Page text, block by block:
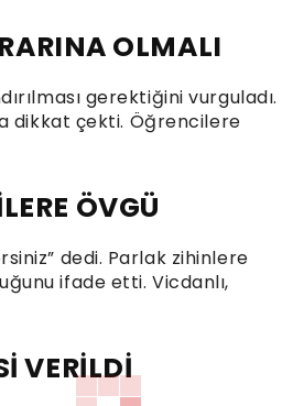
OLMALI
gerektiğini vurguladı.
dikkat çekti. Öğrencilere
ÖVGÜ
dedi. Parlak zihinlere
ifade etti. Vicdanlı,
VERİLDİ